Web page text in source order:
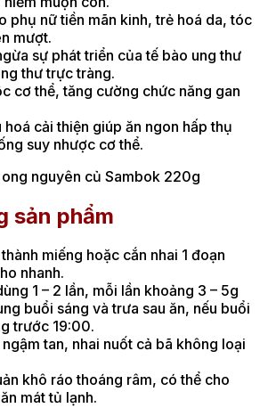
phụ nữ tiền mãn kinh, trẻ hoá da, tóc
mượt.
sự phát triển của tế bào ung thư
thư trực tràng.
cơ thể, tăng cường chức năng gan
hoá cải thiện giúp ăn ngon hấp thụ
suy nhược cơ thể.
sản phẩm
miếng hoặc cắn nhai 1 đoạn
nhanh.
1 – 2 lần, mỗi lần khoảng 3 – 5g
buổi sáng và trưa sau ăn, nếu buổi
trước 19:00.
tan, nhai nuốt cả bã không loại
khô ráo thoáng râm, có thể cho
mát tủ lạnh.